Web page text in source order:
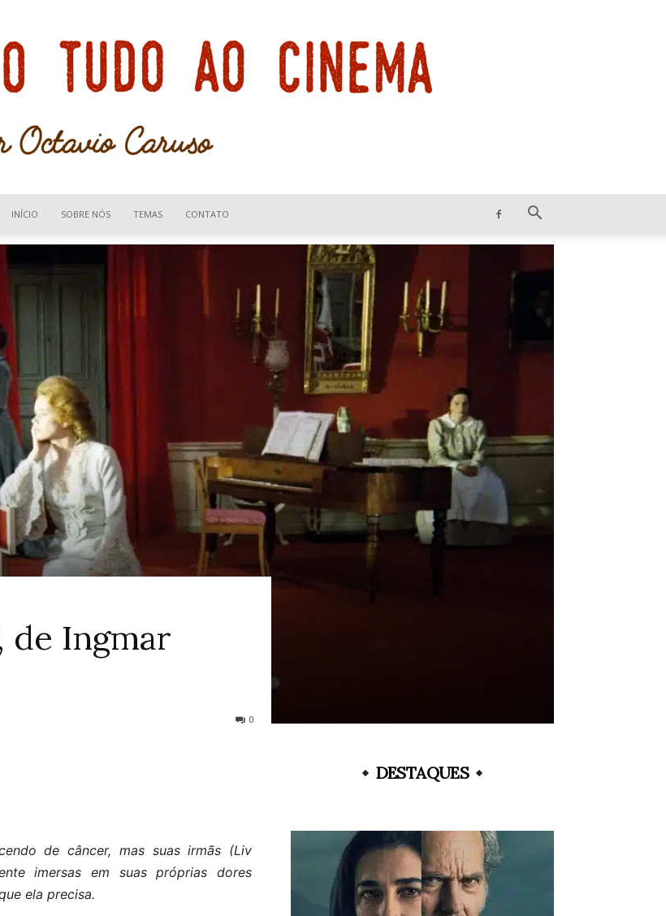
Devo
ao
Cinema
INÍCIO SOBRE NÓS TEMAS CONTATO
de Ingmar
0
de câncer, mas suas irmãs (Liv
imersas em suas próprias dores
ela precisa.
DESTAQUES